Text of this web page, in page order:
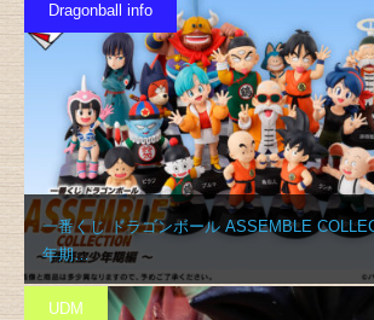
Dragonball info
一番くじ ドラゴンボール ASSEMBLE
年期…
UDM